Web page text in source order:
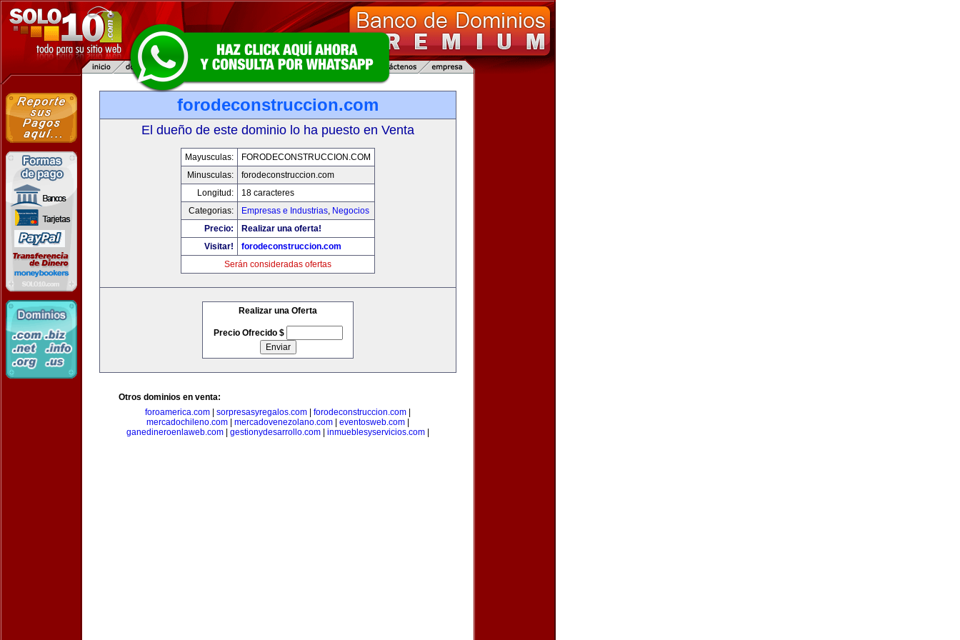
forodeconstruccion.com
El dueño de este dominio lo ha puesto en Venta
Mayusculas:
FORODECONSTRUCCION.COM
Minusculas:
forodeconstruccion.com
Longitud:
18 caracteres
Categorias:
Empresas e Industrias, Negocios
Precio:
Realizar una oferta!
Visitar!
forodeconstruccion.com
Serán consideradas ofertas
Realizar una Oferta
Precio Ofrecido $
Otros dominios en venta:
foroamerica.com
sorpresasyregalos.com forodeconstruccion.com
mercadochileno.com
mercadovenezolano.com eventosweb.com
ganedineroenlaweb.com
gestionydesarrollo.com inmueblesyservicios.com